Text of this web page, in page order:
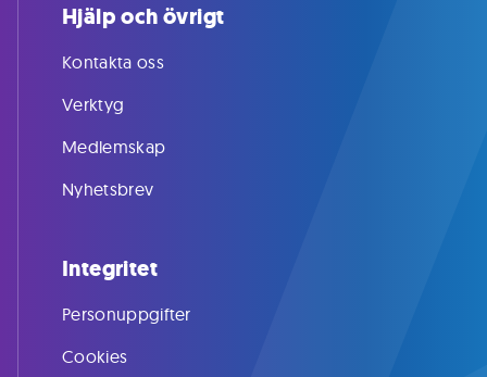
Hjälp och övrigt
Kontakta oss
Verktyg
Medlemskap
Nyhetsbrev
Integritet
Personuppgifter
Cookies